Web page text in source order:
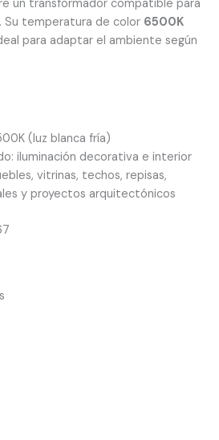
un transformador compatible para
Su temperatura de color 6500K
para adaptar el ambiente según
(luz blanca fría)
iluminación decorativa e interior
vitrinas, techos, repisas,
y proyectos arquitectónicos